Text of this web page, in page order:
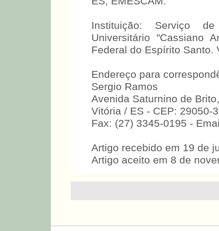
Instituição: Serviço
Universitário "Cassiano
Federal do Espírito Santo.
Endereço para
Sergio Ramos
Avenida Saturnino de
Vitória / ES - CEP: 29050-
Fax: (27) 3345-0195 -
Artigo recebido em 19 de
Artigo aceito em 8 de